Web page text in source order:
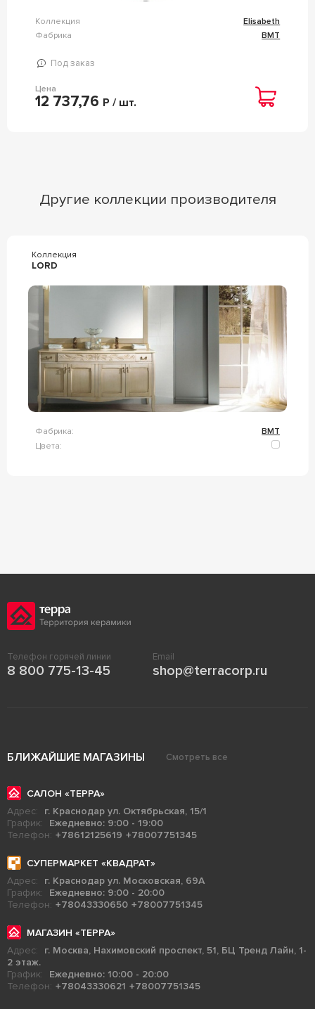
Коллекция
Elisabeth
Фабрика
BMT
Под заказ
Цена
12 737,76 Р / шт.
Другие коллекции производителя
Коллекция
LORD
Фабрика:
BMT
Цвета:
Телефон горячей линии
8 800 775-13-45
Email
shop@terracorp.ru
БЛИЖАЙШИЕ МАГАЗИНЫ Смотреть все
САЛОН «ТЕРРА»
Адрес:
г. Краснодар ул. Октябрьская, 15/1
График:
Ежедневно: 9:00 - 19:00
Телефон: +78612125619 +78007751345
СУПЕРМАРКЕТ «КВАДРАТ»
Адрес:
г. Краснодар ул. Московская, 69А
График:
Ежедневно: 9:00 - 20:00
Телефон: +78043330650 +78007751345
МАГАЗИН «ТЕРРА»
Адрес:
г. Москва, Нахимовский проспект, 51, БЦ Тренд Лайн, 1-
2 этаж.
График:
Ежедневно: 10:00 - 20:00
Телефон: +78043330621 +78007751345